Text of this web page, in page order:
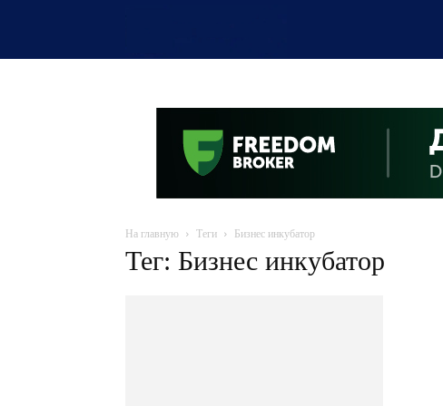
На главную Теги Бизнес инкубатор
Тег: Бизнес инкубатор